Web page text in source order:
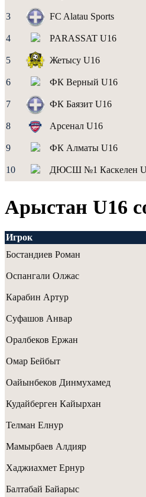
3 FC Alatau Sports
4 PARASSAT U16
5 Жетысу U16
6 ФК Верный U16
7 ФК Баязит U16
8 Арсенал U16
9 ФК Алматы U16
10 ДЮСШ №1 Каскелен
Арыстан U16
Игрок
Бостандиев Роман
Оспангали Олжас
Карабин Артур
Суфашов Анвар
Оралбеков Ержан
Омар Бейбыт
Оайынбеков Динмухамед
Кудайберген Кайырхан
Телман Елнур
Мамырбаев Алдияр
Хаджиахмет Ернур
Балтабай Байарыс